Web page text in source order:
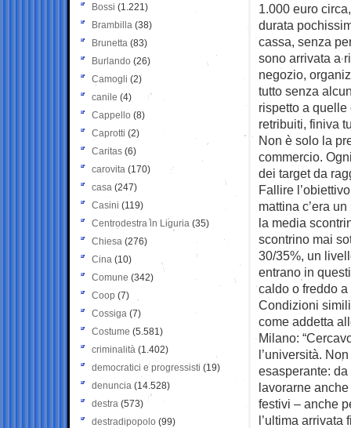
1.000 euro
durata
cassa, senza
sono arrivata a
negozio,
tutto senza
rispetto a
retribuiti, finiva
Non è solo la
commercio.
dei target da
Fallire
mattina c’era
la media
scontrino mai
30/35%, un
entrano in
caldo o freddo
Condizioni
come addetta
Milano:
l’università.
esasperante:
lavorarne
festivi – anche
l’ultima arrivata
Bossi (1.221)
Brambilla (38)
Brunetta (83)
Burlando (26)
Camogli (2)
canile (4)
Cappello (8)
Caprotti (2)
Caritas (6)
carovita (170)
casa (247)
Casini (119)
Centrodestra in Liguria (35)
Chiesa (276)
Cina (10)
Comune (342)
Coop (7)
Cossiga (7)
Costume (5.581)
criminalità (1.402)
democratici e progressisti (19)
denuncia (14.528)
destra (573)
destradipopolo (99)